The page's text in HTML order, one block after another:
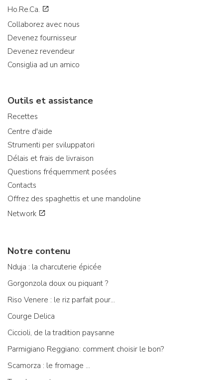
Ho.Re.Ca.
Collaborez avec nous
Devenez fournisseur
Devenez revendeur
Consiglia ad un amico
Outils et assistance
Recettes
Centre d'aide
Strumenti per sviluppatori
Délais et frais de livraison
Questions fréquemment posées
Contacts
Offrez des spaghettis et une mandoline
Network
Notre contenu
Nduja : la charcuterie épicée
Gorgonzola doux ou piquant ?
Riso Venere : le riz parfait pour...
Courge Delica
Ciccioli, de la tradition paysanne
Parmigiano Reggiano: comment choisir le bon?
Scamorza : le fromage ...